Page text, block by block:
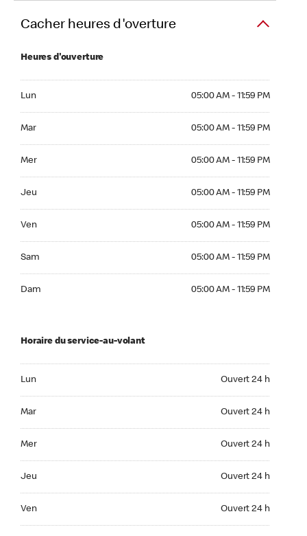
Cacher heures d'overture
Heures d'ouverture
Lun 05:00 AM - 11:59 PM
Mar 05:00 AM - 11:59 PM
Mer 05:00 AM - 11:59 PM
Jeu 05:00 AM - 11:59 PM
Ven 05:00 AM - 11:59 PM
Sam 05:00 AM - 11:59 PM
Dam 05:00 AM - 11:59 PM
Horaire du service-au-volant
Lun Ouvert 24 h
Mar Ouvert 24 h
Mer Ouvert 24 h
Jeu Ouvert 24 h
Ven Ouvert 24 h